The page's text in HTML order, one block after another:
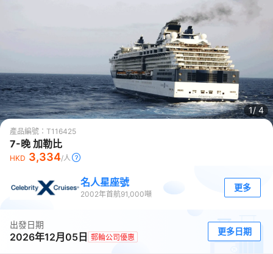
1/ 4
產品編號： T116425
7-晚 加勒比
HKD 3,334/人
名人星座號
2002年首航91,000噸
更多
出發日期
2026年12月05日 郵輪公司優惠
更多日期